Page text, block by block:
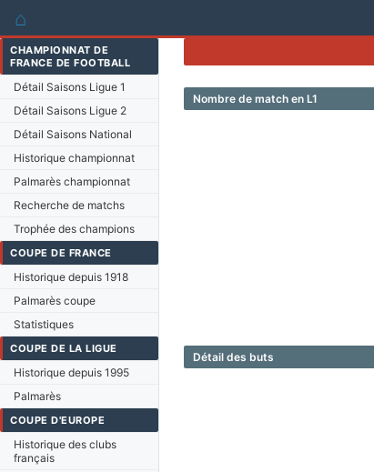
⌂
CHAMPIONNAT DE
FRANCE DE FOOTBALL
Détail Saisons Ligue 1
Détail Saisons Ligue 2
Détail Saisons National
Historique championnat
Palmarès championnat
Recherche de matchs
Trophée des champions
COUPE DE FRANCE
Historique depuis 1918
Palmarès coupe
Statistiques
COUPE DE LA LIGUE
Historique depuis 1995
Palmarès
COUPE D'EUROPE
Historique des clubs
français
Nombre de match en L1
Détail des buts